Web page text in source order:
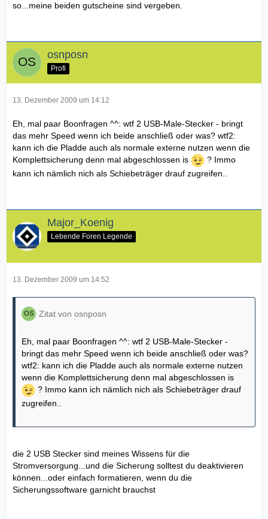
so...meine beiden gutscheine sind vergeben.
osnposn
Profi
13. Dezember 2009 um 14:12
Eh, mal paar Boonfragen ^^: wtf 2 USB-Male-Stecker - bringt
das mehr Speed wenn ich beide anschließ oder was? wtf2:
kann ich die Pladde auch als normale externe nutzen wenn die
Komplettsicherung denn mal abgeschlossen is
? Immo
kann ich nämlich nich als Schiebeträger drauf zugreifen..
Major_Koenig
Lebende Foren Legende
13. Dezember 2009 um 14:52
Zitat von osnposn
Eh, mal paar Boonfragen ^^: wtf 2 USB-Male-Stecker -
bringt das mehr Speed wenn ich beide anschließ oder was?
wtf2: kann ich die Pladde auch als normale externe nutzen
wenn die Komplettsicherung denn mal abgeschlossen is
? Immo kann ich nämlich nich als Schiebeträger drauf
zugreifen..
die 2 USB Stecker sind meines Wissens für die
Stromversorgung...und die Sicherung solltest du deaktivieren
können...oder einfach formatieren, wenn du die
Sicherungssoftware garnicht brauchst